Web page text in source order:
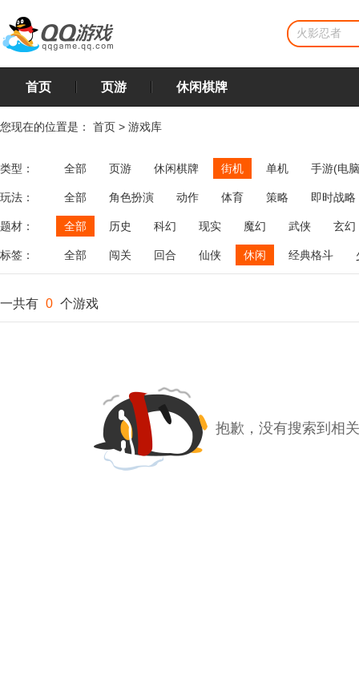
首页 页游 休闲棋牌
您现在的位置是： 首页 > 游戏库
类型： 全部 页游 休闲棋牌 街机 单机 手游(电
玩法： 全部 角色扮演 动作 体育 策略
即时战略
飞行
恋爱 第三人称射击 棋类 牌类 麻将
题材： 全部 历史 科幻 现实 魔幻 武侠 玄幻
标签： 全部 闯关 回合 仙侠 休闲 经典格斗
一共有 0 个游戏
抱歉，没有搜索到相